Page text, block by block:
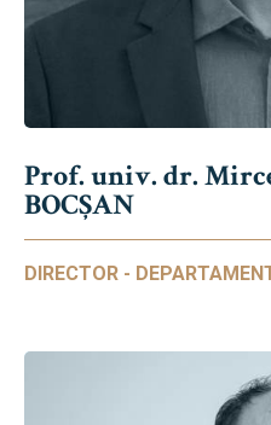
Prof. univ. dr.
BOCȘAN
DIRECTOR -